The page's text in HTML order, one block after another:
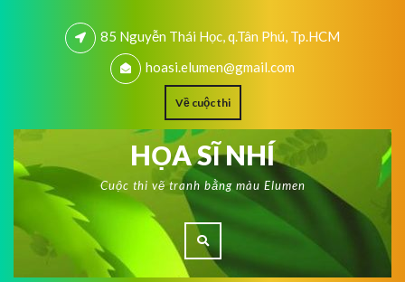
85 Nguyễn Thái Học, q.Tân Phú, Tp.HCM
hoasi.elumen@gmail.com
Về cuộc thi
HỌA SĨ NHÍ
Cuộc thi vẽ tranh bằng màu Elumen